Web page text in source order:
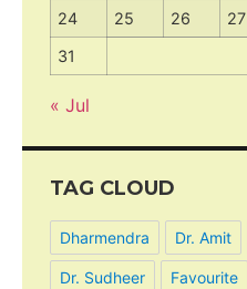
24
25 26 27
31
« Jul
TAG CLOUD
Dharmendra Dr. Amit
Dr. Sudheer Favourite